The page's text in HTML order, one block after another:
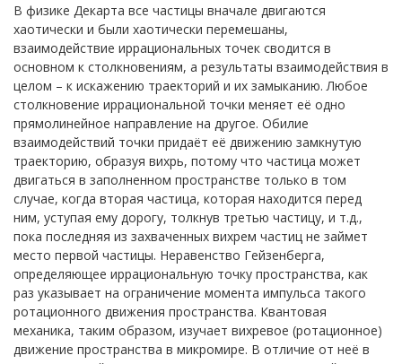
В физике Декарта все частицы вначале двигаются
хаотически и были хаотически перемешаны,
взаимодействие иррациональных точек сводится в
основном к столкновениям, а результаты взаимодействия в
целом – к искажению траекторий и их замыканию. Любое
столкновение иррациональной точки меняет её одно
прямолинейное направление на другое. Обилие
взаимодействий точки придаёт её движению замкнутую
траекторию, образуя вихрь, потому что частица может
двигаться в заполненном пространстве только в том
случае, когда вторая частица, которая находится перед
ним, уступая ему дорогу, толкнув третью частицу, и т.д.,
пока последняя из захваченных вихрем частиц не займет
место первой частицы. Неравенство Гейзенберга,
определяющее иррациональную точку пространства, как
раз указывает на ограничение момента импульса такого
ротационного движения пространства. Квантовая
механика, таким образом, изучает вихревое (ротационное)
движение пространства в микромире. В отличие от неё в